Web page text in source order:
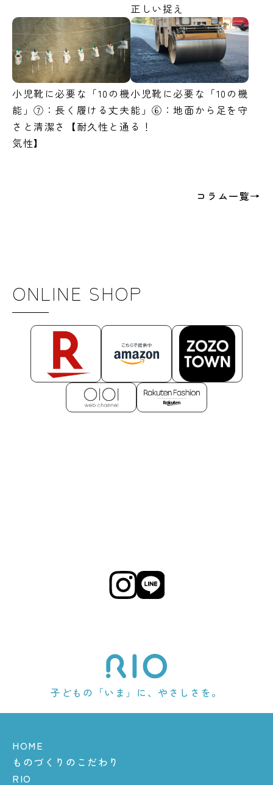
正しい捉え
小児靴に必要な「10の機
能」⑦：長く履ける丈夫
さと清潔さ【耐久性と通
気性】
小児靴に必要な「10の機
能」⑥：地面から足を守
る！
コラム一覧→
ONLINE SHOP
子どもの「いま」に、やさしさを。
HOME
ものづくりのこだわり
RIO